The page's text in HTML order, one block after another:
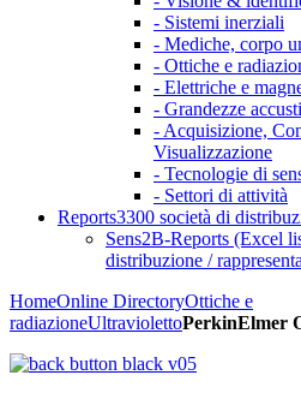
- Sistemi inerziali
- Mediche, corpo
- Ottiche e
- Elettriche e
- Grandezze
- Acquisizione,
Visualizzazione
- Tecnologie di
- Settori di attività
Reports3300 società di
Sens2B-Reports (Excel
distribuzione /
HomeOnline DirectoryOttiche e
radiazioneUltraviolettoPerkinElmer